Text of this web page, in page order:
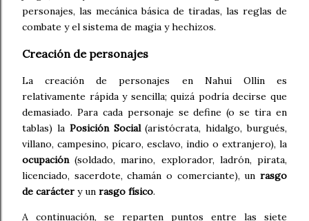
personajes, las mecánica básica de tiradas, las reglas de
combate y el sistema de magia y hechizos.
Creación de personajes
La creación de personajes en Nahui Ollin es
relativamente rápida y sencilla; quizá podría decirse que
demasiado. Para cada personaje se define (o se tira en
tablas) la Posición Social(aristócrata, hidalgo, burgués,
villano, campesino, pícaro, esclavo, indio o extranjero), la
ocupación(soldado, marino, explorador, ladrón, pirata,
licenciado, sacerdote, chamán o comerciante), un rasgo
de carácter y un rasgo físico.
A continuación, se reparten puntos entre las siete